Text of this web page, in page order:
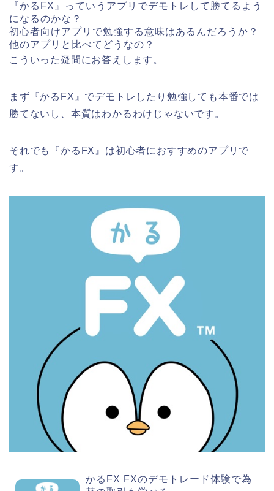
『かるFX』っていうアプリでデモトレして勝てるよう
になるのかな？
初心者向けアプリで勉強する意味はあるんだろうか？
他のアプリと比べてどうなの？
こういった疑問にお答えします。
まず『かるFX』でデモトレしたり勉強しても本番では
勝てないし、本質はわかるわけじゃないです。
それでも『かるFX』は初心者におすすめのアプリで
す。
かるFX FXのデモトレード体験で為